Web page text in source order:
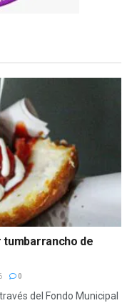
tumbarrancho de
0
del Fondo Municipal